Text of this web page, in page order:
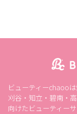
ビューティーchaoo
刈谷・知立・碧南・
向けたビューティー